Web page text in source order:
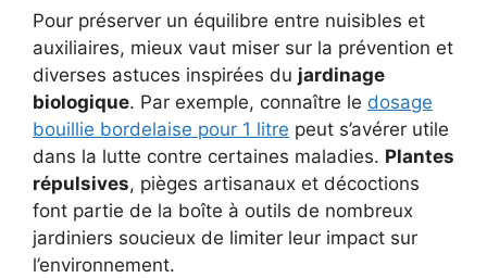
Pour préserver un équilibre entre nuisibles et
auxiliaires, mieux vaut miser sur la prévention et
diverses astuces inspirées du jardinage
biologique. Par exemple, connaître le dosage
bouillie bordelaise pour 1 litre peut s’avérer utile
dans la lutte contre certaines maladies. Plantes
répulsives, pièges artisanaux et décoctions
font partie de la boîte à outils de nombreux
jardiniers soucieux de limiter leur impact sur
l’environnement.